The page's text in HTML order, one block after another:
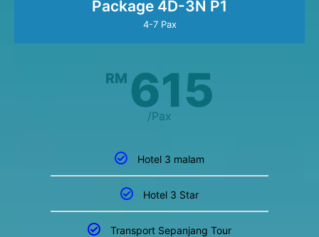
Package 4D-3N P1
4-7 Pax
RM 615
/Pax
Hotel 3 malam
Hotel 3 Star
Transport Sepanjang Tour